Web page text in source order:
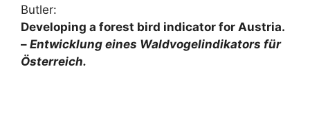
Butler:
Developing a forest bird indicator for Austria.
– Entwicklung eines Waldvogelindikators für
Österreich.